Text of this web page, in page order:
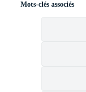
Mots-clés associés